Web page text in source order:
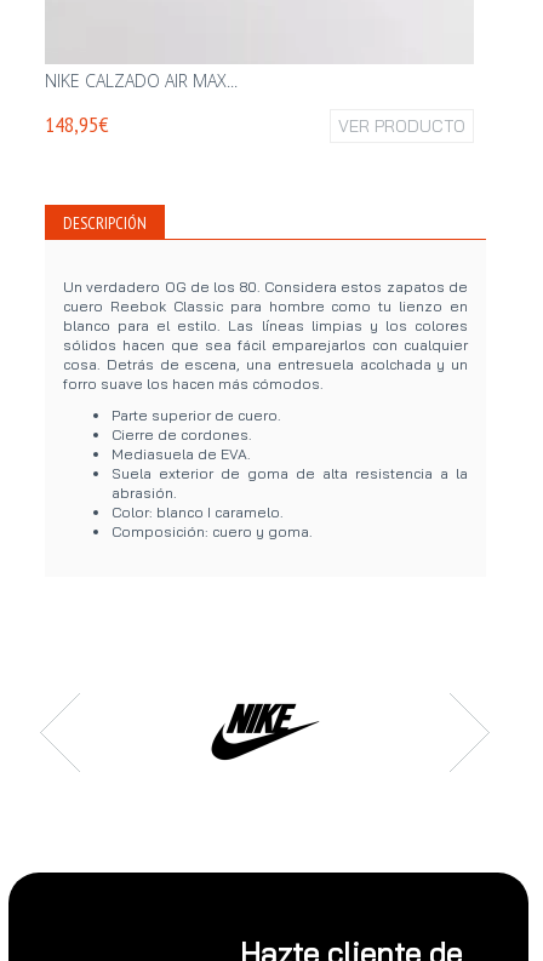
NIKE CALZADO AIR MAX...
148,95€ VER PRODUCTO
DESCRIPCIÓN
Un verdadero OG de los 80. Considera estos zapatos de
cuero Reebok Classic para hombre como tu lienzo en
blanco para el estilo. Las líneas limpias y los colores
sólidos hacen que sea fácil emparejarlos con cualquier
cosa. Detrás de escena, una entresuela acolchada y un
forro suave los hacen más cómodos.
Parte superior de cuero.
Cierre de cordones.
Mediasuela de EVA.
Suela exterior de goma de alta resistencia a la
abrasión.
Color: blanco I caramelo.
Composición: cuero y goma.